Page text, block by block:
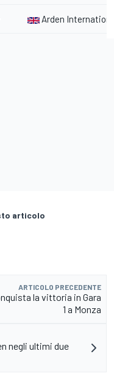
Arden
articolo
ARTICOLO PRECEDENTE
la vittoria in Gara
1 a Monza
negli ultimi due